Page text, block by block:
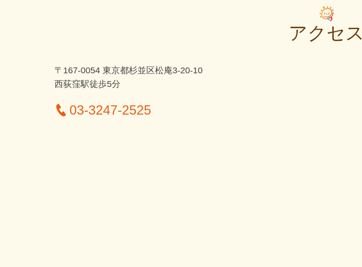
アクセス
〒167-0054 東京都杉並区松庵3-20-10
西荻窪駅徒歩5分
03-3247-2525